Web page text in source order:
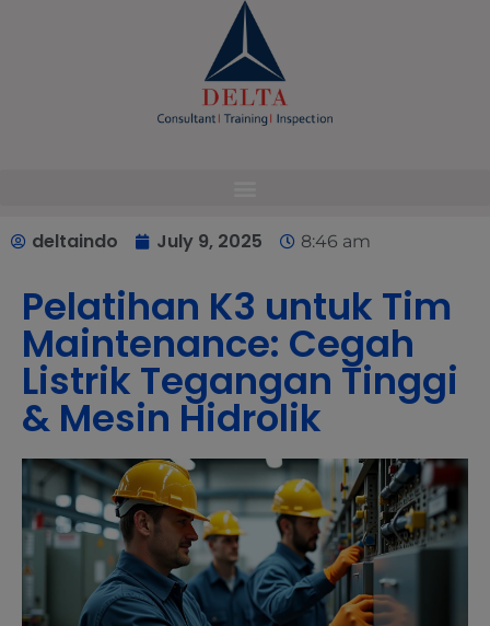
deltaindo July 9, 2025 8:46 am
Pelatihan K3 untuk Tim
Maintenance: Cegah
Listrik Tegangan Tinggi
& Mesin Hidrolik
modal-check